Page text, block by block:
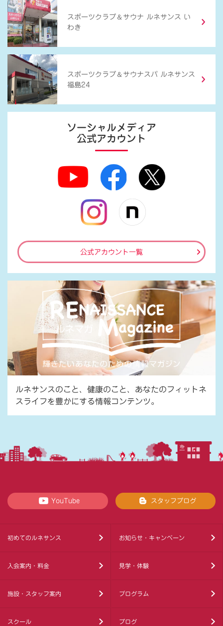
スポーツクラブ ＆ サウナ ルネサンス い
わき
スポーツクラブ ＆ サウナスパ ルネサンス
福島24
ソーシャルメディア
公式アカウント
公式アカウント一覧
ルネサンスのこと、健康のこと、あなたのフィットネ
スライフを豊かにする情報コンテンツ。
YouTube スタッフブログ
初めてのルネサンス お知らせ・キャンペーン
入会案内・料金 見学・体験
施設・スタッフ案内 プログラム
スクール ブログ